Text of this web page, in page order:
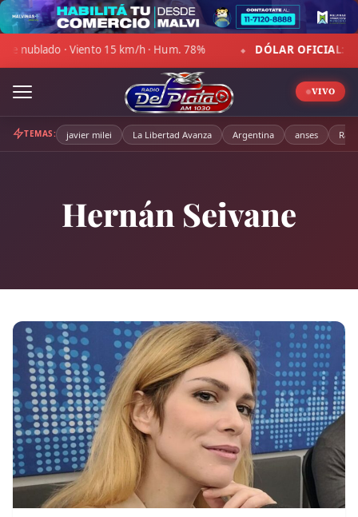
Skip
to
content
km/h · Hum. 78% ◆ DÓLAR OFICIAL: Compra $1.470,00
VIVO
TEMAS: javier milei La Libertad Avanza Argentina anses
Hernán Seivane